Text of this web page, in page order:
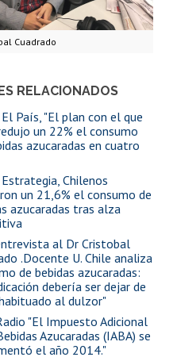
Cuadrado
RELACIONADOS
País, "El plan con el que
un 22% el consumo
azucaradas en cuatro
Chilenos
un 21,6% el consumo de
azucaradas tras alza
al Dr Cristobal
.Docente U. Chile analiza
de bebidas azucaradas:
debería ser dejar de
al dulzor"
"El Impuesto Adicional
Azucaradas (IABA) se
el año 2014."